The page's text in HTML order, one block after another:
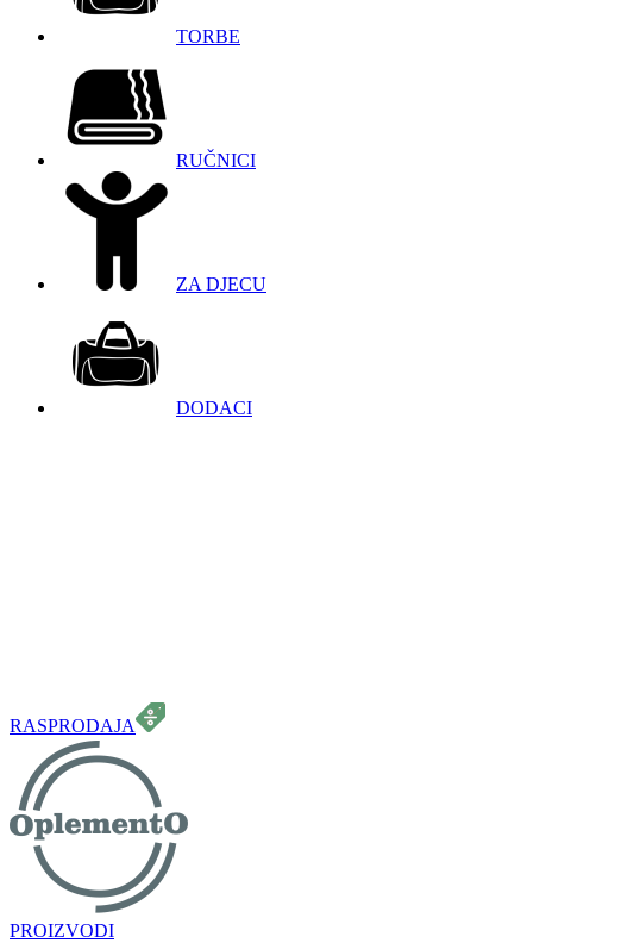
TORBE
RUČNICI
ZA DJECU
DODACI
RASPRODAJA
PROIZVODI